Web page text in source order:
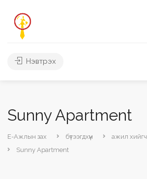
Нэвтрэх
Sunny Apartment
Е-Ажлын зах бүтээгдхүүн
ажил хийгч
Sunny Apartment